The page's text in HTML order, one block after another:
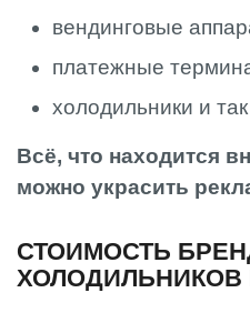
вендинговые
платежные
холодильники и
Всё, что находится
можно украсить
СТОИМОСТЬ
ХОЛОДИЛЬНИКОВ